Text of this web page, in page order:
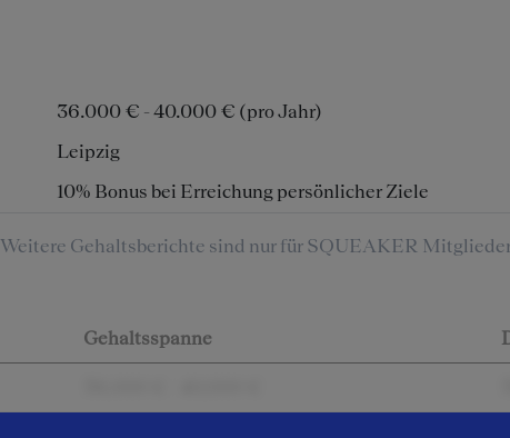
36.000 € - 40.000 € (pro Jahr)
Leipzig
10% Bonus bei Erreichung persönlicher Ziele
Weitere Gehaltsberichte sind nur für SQUEAKER
Gehaltsspanne